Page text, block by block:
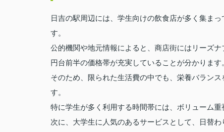
日吉の駅周辺には、学生向けの飲食店が多く集ま
す。
公的機関や地元情報によると、商店街にはリーズ
円台前半の価格帯が充実していることが分かります
そのため、限られた生活費の中でも、栄養バラン
す。
特に学生が多く利用する時間帯には、ボリューム重
次に、大学生に人気のあるサービスとして、日替